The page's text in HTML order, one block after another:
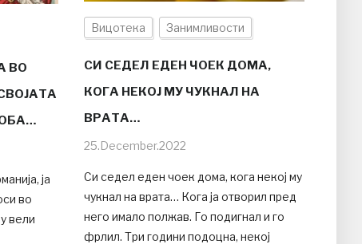
ВО
ја
во
вели
Вицотека Занимливости
СИ СЕДЕЛ ЕДЕН ЧОЕК ДОМА,
КОГА НЕКОЈ МУ ЧУКНАЛ НА
ВРАТА…
25.December.2022
Си седел еден чоек дома, кога некој му
чукнал на врата… Кога ја отворил пред
него имало полжав. Го подигнал и го
фрлил. Три години подоцна, некој